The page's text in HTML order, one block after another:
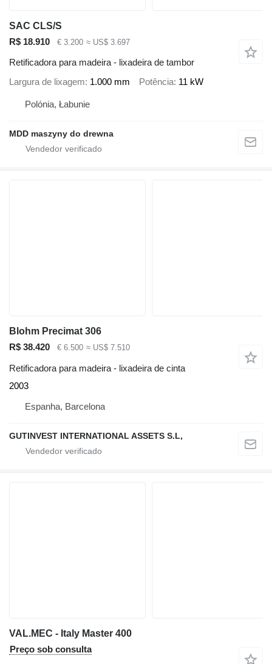
SAC CLS/S
R$ 18.910
€ 3.200 ≈ US$ 3.697
Retificadora para madeira - lixadeira de tambor
Largura de lixagem 1.000 mm Potência 11 kW
Polónia, Łabunie
MDD maszyny do drewna
Blohm Precimat 306
R$ 38.420
€ 6.500 ≈ US$ 7.510
Retificadora para madeira - lixadeira de cinta
2003
Espanha, Barcelona
GUTINVEST INTERNATIONAL ASSETS S.L,
VAL.MEC - Italy Master 400
Preço sob consulta